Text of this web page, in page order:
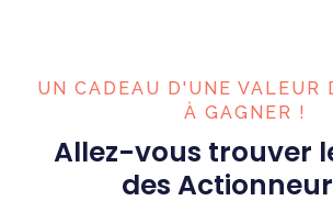
UN CADEAU D'UNE
À GAGNER !
Allez-vous trouver
des